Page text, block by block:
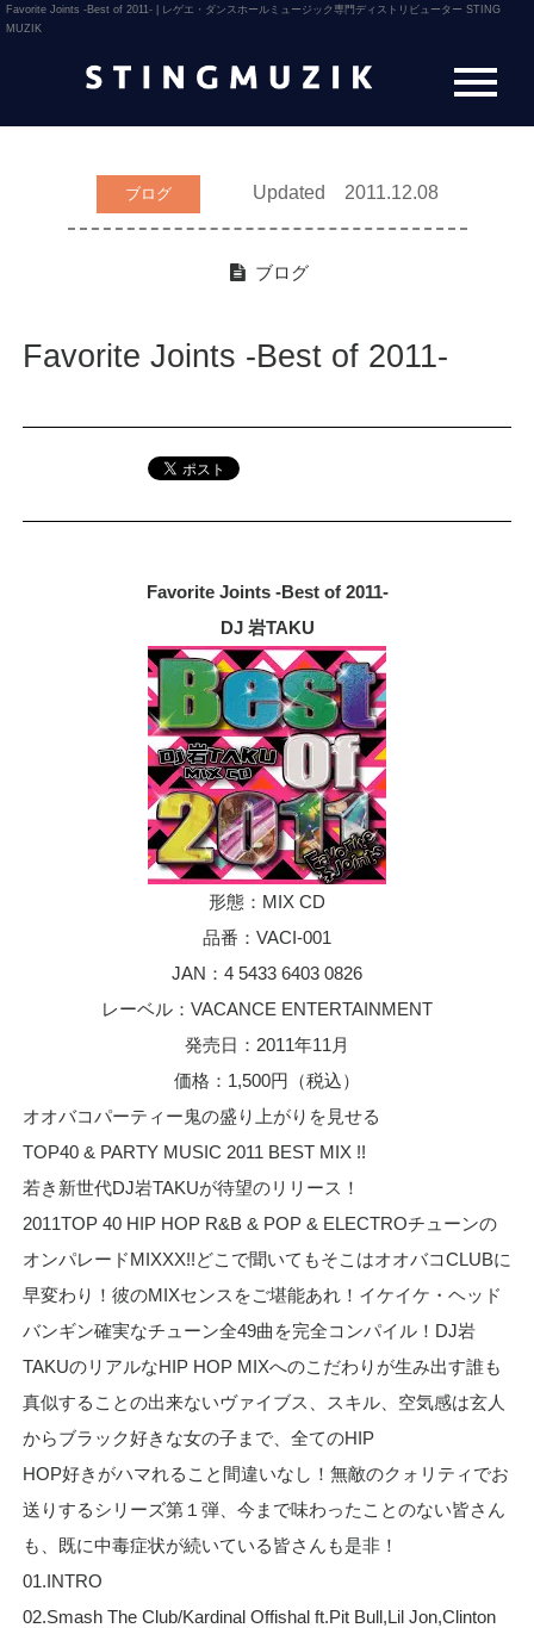
Favorite Joints -Best of 2011- | レゲエ・ダンスホールミュージック専門ディストリビューター STING
MUZIK
ブログ Updated 2011.12.08
ブログ
Favorite Joints -Best of 2011-
Favorite Joints -Best of 2011-
DJ 岩TAKU
形態：MIX CD
品番：VACI-001
JAN：4 5433 6403 0826
レーベル：VACANCE ENTERTAINMENT
発売日：2011年11月
価格：1,500円（税込）
オオバコパーティー鬼の盛り上がりを見せる
TOP40 & PARTY MUSIC 2011 BEST MIX !!
若き新世代DJ岩TAKUが待望のリリース！
2011TOP 40 HIP HOP R&B & POP & ELECTROチューンの
オンパレードMIXXX!!どこで聞いてもそこはオオバコCLUBに
早変わり！彼のMIXセンスをご堪能あれ！イケイケ・ヘッド
バンギン確実なチューン全49曲を完全コンパイル！DJ岩
TAKUのリアルなHIP HOP MIXへのこだわりが生み出す誰も
真似することの出来ないヴァイブス、スキル、空気感は玄人
からブラック好きな女の子まで、全てのHIP
HOP好きがハマれること間違いなし！無敵のクォリティでお
送りするシリーズ第１弾、今まで味わったことのない皆さん
も、既に中毒症状が続いている皆さんも是非！
01.INTRO
02.Smash The Club/Kardinal Offishal ft.Pit Bull,Lil Jon,Clinton